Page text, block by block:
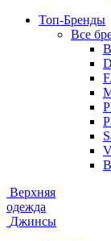
Топ-Бренды
Все
Верхняя
одежда
Джинсы